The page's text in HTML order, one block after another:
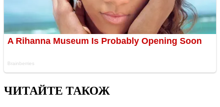
ЧИТАЙТЕ ТАКОЖ